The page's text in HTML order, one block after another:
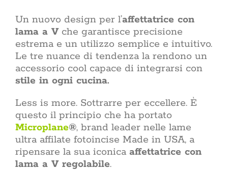
Rinnovare
casa
giorno.
di una
richiede
Un nuovo design per l’affettatrice con
lama a Vche garantisce precisione
estrema e un utilizzo semplice e intuitivo.
Le tre nuance di tendenza la rendono un
accessorio cool capace di integrarsi con
stile in ogni cucina.
Less is more. Sottrarre per eccellere. È
questo il principio che ha portato
Microplane®, brand leader nelle lame
ultra affilate fotoincise Made in USA, a
ripensare la sua iconica affettatrice con
lama a V regolabile.